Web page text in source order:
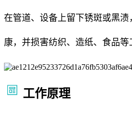
在管道、设备上留下锈斑或黑
康，并损害纺织、造纸、食品等
工作原理